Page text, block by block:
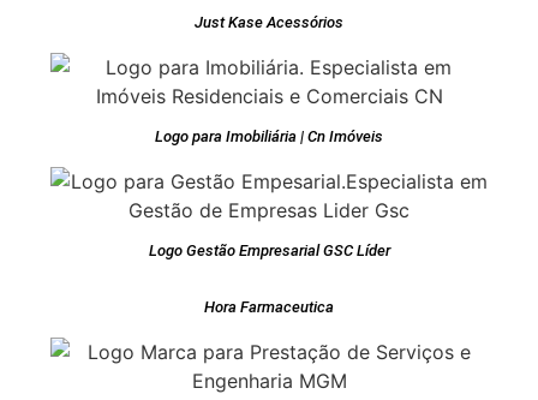
Just Kase Acessórios
Logo para Imobiliária | Cn Imóveis
Logo Gestão Empresarial GSC Líder
Hora Farmaceutica